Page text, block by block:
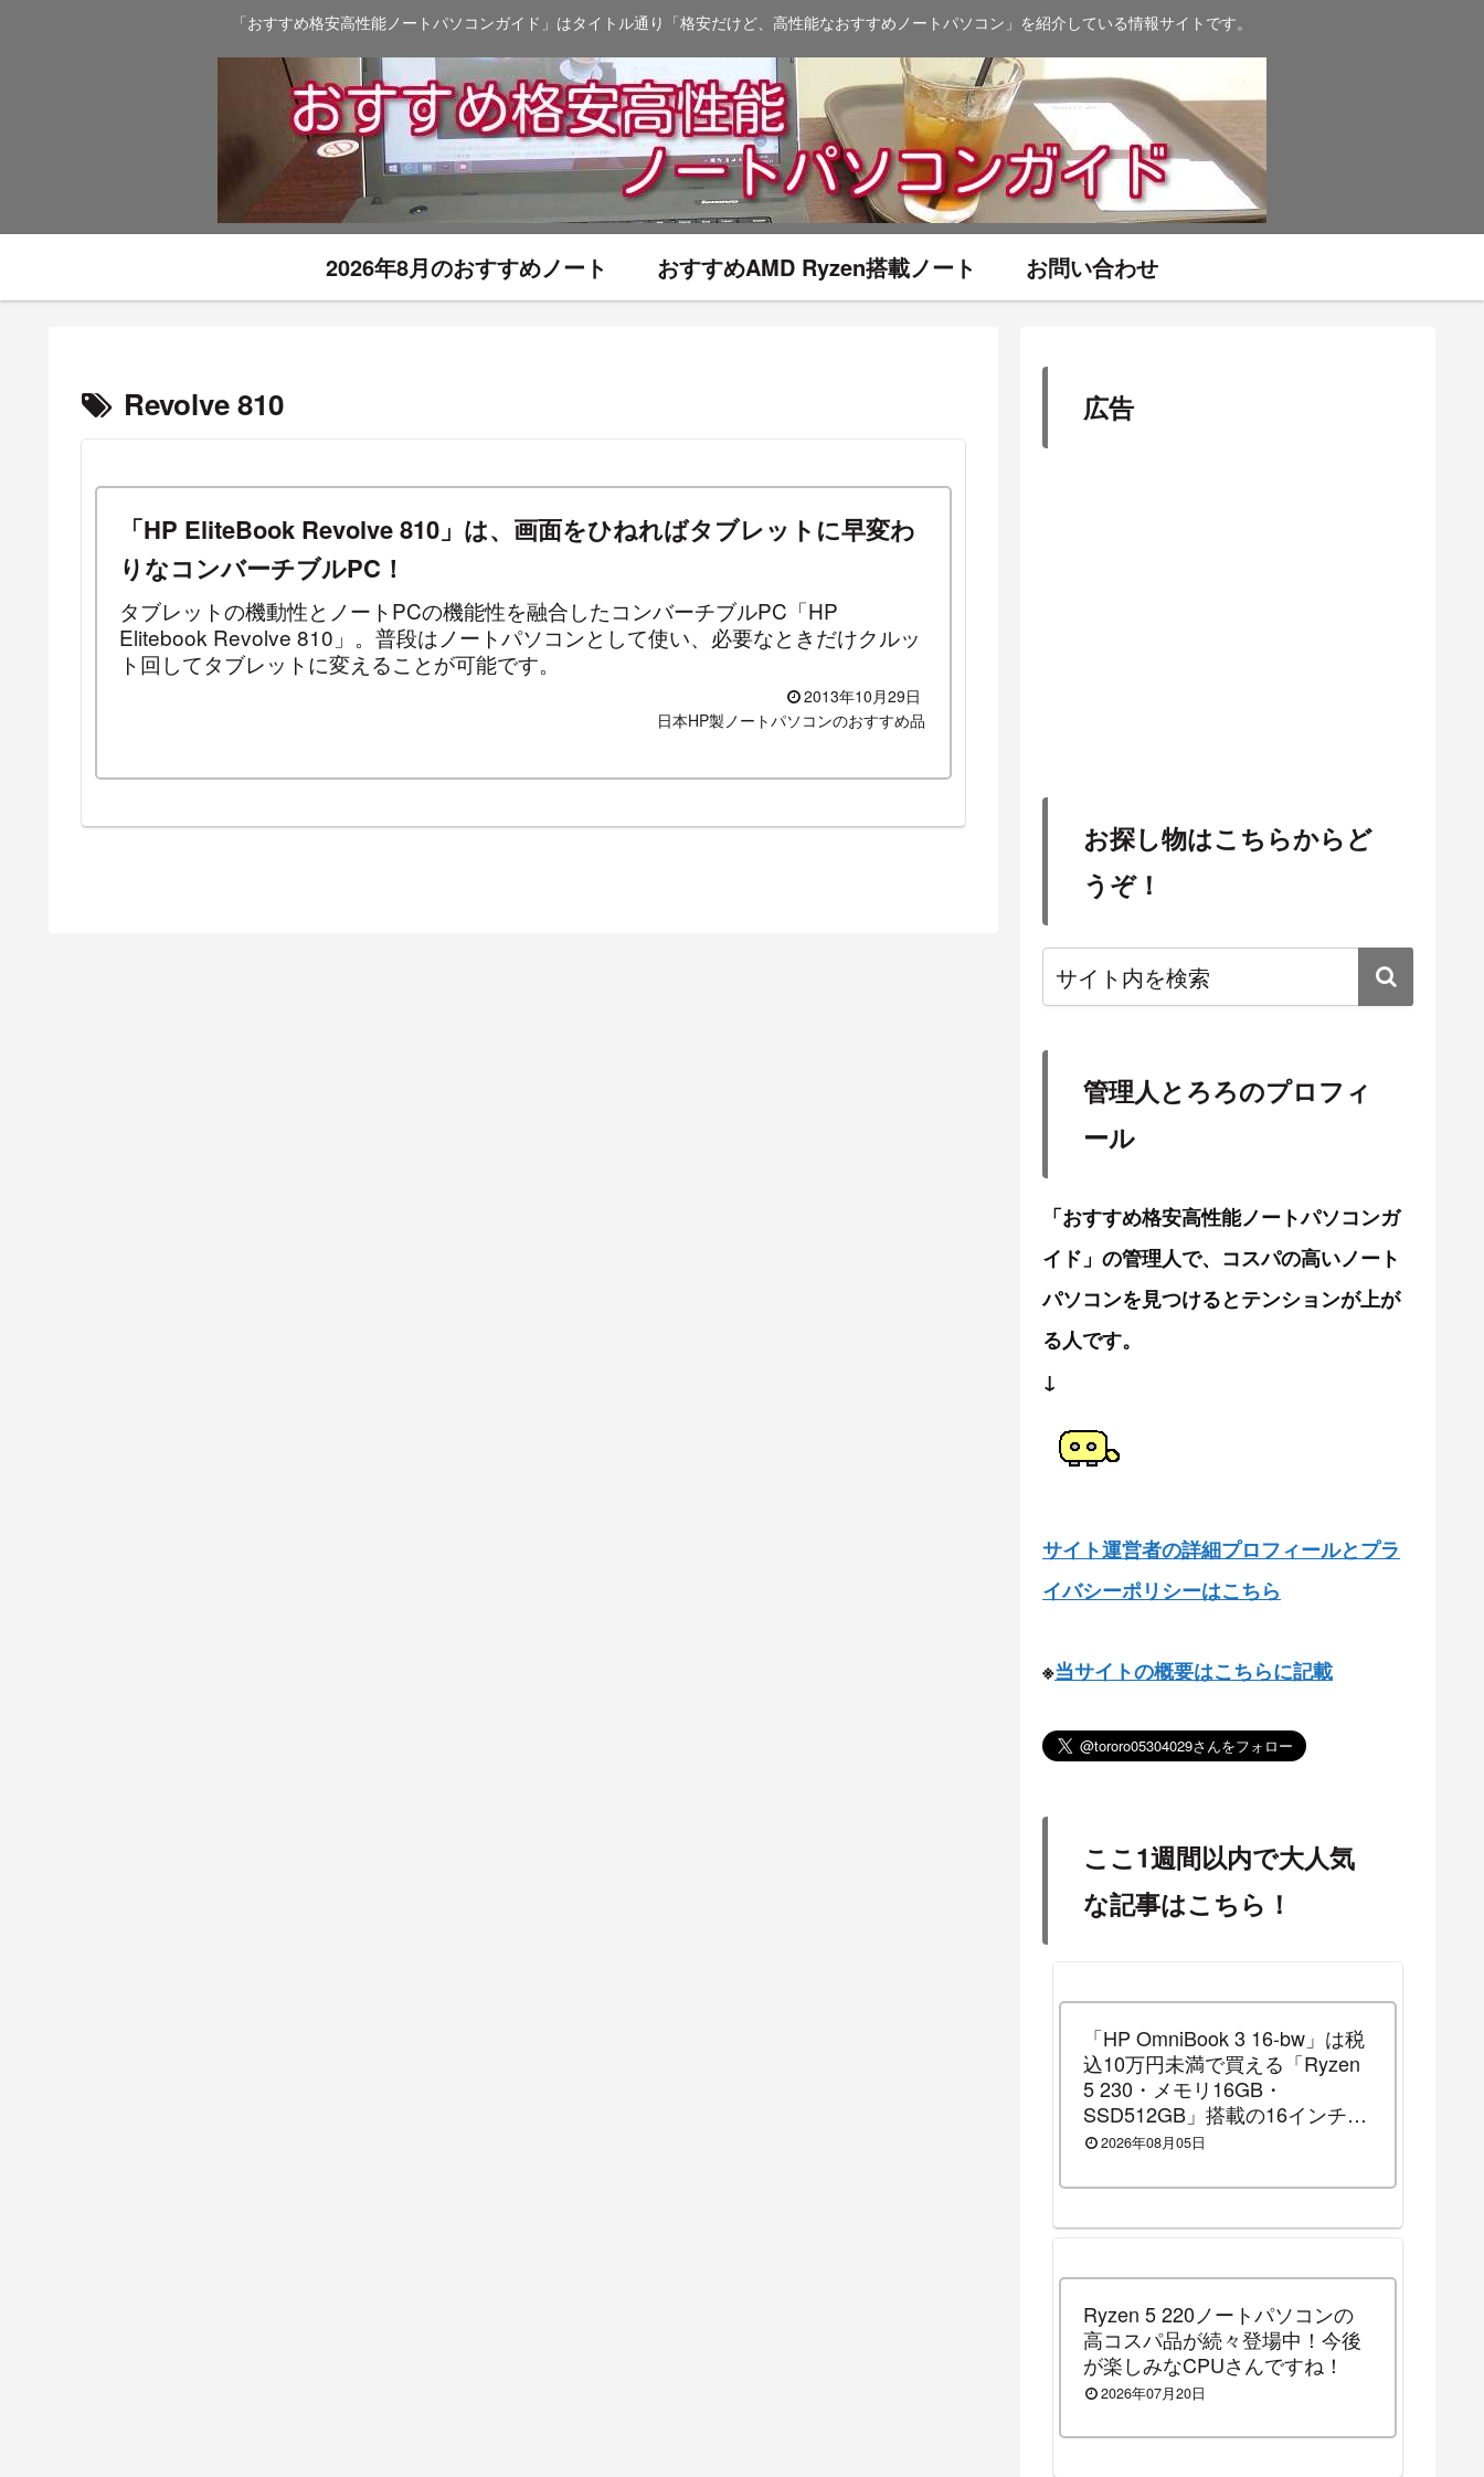
「おすすめ格安高性能ノートパソコンガイド」はタイトル通り「格安だけど、高性能なおすすめノートパソコン」を紹介している情報サイトです。
2026年8月のおすすめノート おすすめAMD Ryzen搭載ノート お問い合わせ
Revolve 810
「HP EliteBook Revolve 810」は、画面をひねればタブレットに早変わ
りなコンバーチブルPC！
タブレットの機動性とノートPCの機能性を融合したコンバーチブルPC「HP
Elitebook Revolve 810」。普段はノートパソコンとして使い、必要なときだけクルッ
ト回してタブレットに変えることが可能です。
2013年10月29日
日本HP製ノートパソコンのおすすめ品
広告
お探し物はこちらからど
うぞ！
管理人とろろのプロフィ
ール
「おすすめ格安高性能ノートパソコンガ
イド」の管理人で、コスパの高いノート
パソコンを見つけるとテンションが上が
る人です。
↓
サイト運営者の詳細プロフィールとプラ
イバシーポリシーはこちら
※当サイトの概要はこちらに記載
ここ1週間以内で大人気
な記事はこちら！
「HP OmniBook 3 16-bw」は税
込10万円未満で買える「Ryzen
5 230・メモリ16GB・
SSD512GB」搭載の16インチノ
ートパソコンです！（2026年8
ル中）
2026年08月05日
Ryzen 5 220ノートパソコンの
高コスパ品が続々登場中！今後
が楽しみなCPUさんですね！
2026年07月20日